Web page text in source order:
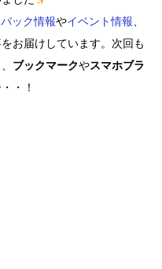
ック情報やイベント情報、
お届けしています。次回も
ブックマークやスマホブラ
・！